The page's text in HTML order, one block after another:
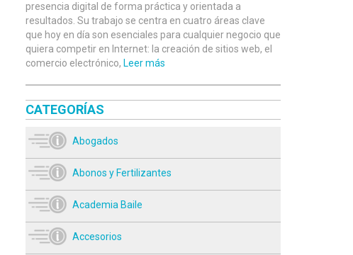
presencia digital de forma práctica y orientada a
resultados. Su trabajo se centra en cuatro áreas clave
que hoy en día son esenciales para cualquier negocio que
quiera competir en Internet: la creación de sitios web, el
comercio electrónico, Leer más
CATEGORÍAS
Abogados
Abonos y Fertilizantes
Academia Baile
Accesorios